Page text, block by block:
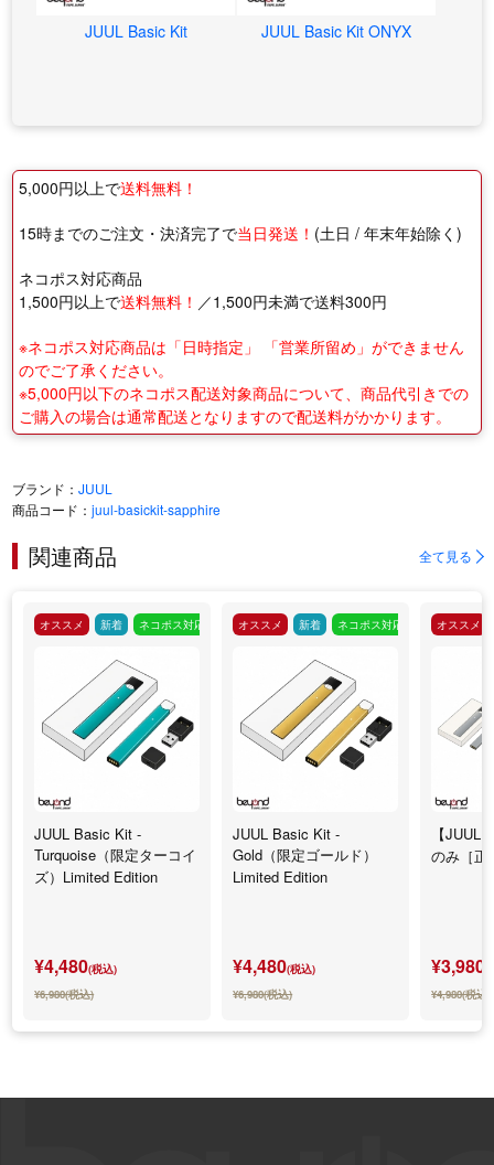
JUUL Basic Kit JUUL Basic Kit ONYX
5,000円以上で送料無料！
15時までのご注文・決済完了で当日発送！ (土日 / 年末年始除く)
ネコポス対応商品
1,500円以上で送料無料！ ／1,500円未満で送料300円
※ネコポス対応商品は「日時指定」 「営業所留め」ができません
のでご了承ください。
※5,000円以下のネコポス配送対象商品について、商品代引きでの
ご購入の場合は通常配送となりますので配送料がかかります。
ブランド：JUUL
商品コード：juul-basickit-sapphire
関連商品 全て見る
オススメ 新着 ネコポス対応
JUUL Basic Kit -
Turquoise（限定ターコイ
ズ）Limited Edition
¥4,480(税込)
¥6,980(税込)
オススメ 新着 ネコポス対応
JUUL Basic Kit -
Gold（限定ゴールド）
Limited Edition
¥4,480(税込)
¥6,980(税込)
オススメ
【JUUL
のみ［正
¥3,980
¥4,980(税込)